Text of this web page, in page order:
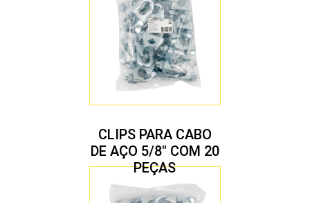
CLIPS PARA CABO
DE AÇO 5/8″ COM 20
PEÇAS